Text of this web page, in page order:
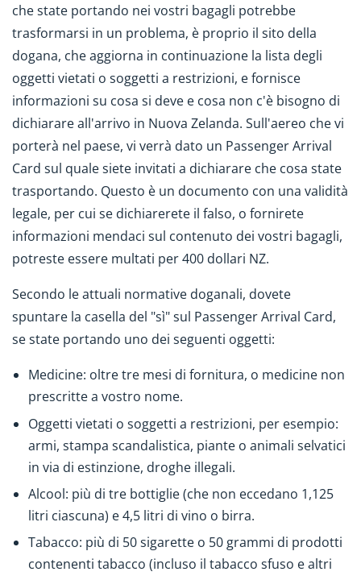
che state portando nei vostri bagagli potrebbe
trasformarsi in un problema, è proprio il sito della
dogana, che aggiorna in continuazione la lista degli
oggetti vietati o soggetti a restrizioni, e fornisce
informazioni su cosa si deve e cosa non c'è bisogno di
dichiarare all'arrivo in Nuova Zelanda. Sull'aereo che vi
porterà nel paese, vi verrà dato un Passenger Arrival
Card sul quale siete invitati a dichiarare che cosa state
trasportando. Questo è un documento con una validità
legale, per cui se dichiarerete il falso, o fornirete
informazioni mendaci sul contenuto dei vostri bagagli,
potreste essere multati per 400 dollari NZ.
Secondo le attuali normative doganali, dovete
spuntare la casella del "sì" sul Passenger Arrival Card,
se state portando uno dei seguenti oggetti:
Medicine: oltre tre mesi di fornitura, o medicine non
prescritte a vostro nome.
Oggetti vietati o soggetti a restrizioni, per esempio:
armi, stampa scandalistica, piante o animali selvatici
in via di estinzione, droghe illegali.
Alcool: più di tre bottiglie (che non eccedano 1,125
litri ciascuna) e 4,5 litri di vino o birra.
Tabacco: più di 50 sigarette o 50 grammi di prodotti
contenenti tabacco (incluso il tabacco sfuso e altri